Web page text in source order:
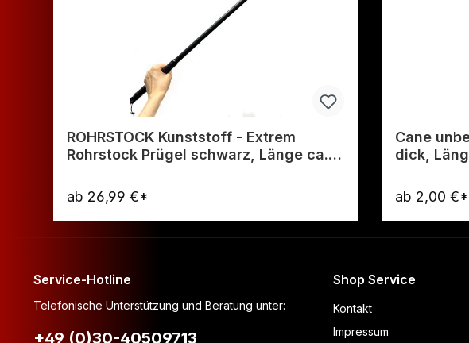
ROHRSTOCK Kunststoff - Extrem
Rohrstock Prügel schwarz, Länge ca.
ab 26,99 €*
Cane
dick,
ab 2,00 €*
Service-Hotline
Telefonische Unterstützung und Beratung unter:
+49 (0)30-40509713
Shop Service
Kontakt
Impressum